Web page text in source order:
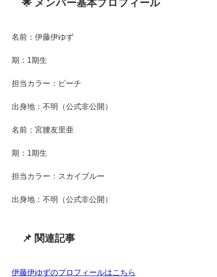
🌟 メンバー基本プロフィール
名前：伊藤伊ゆず
期：1期生
担当カラー：ピーチ
出身地：不明（公式非公開）
名前：宮腰友里亜
期：1期生
担当カラー：スカイブルー
出身地：不明（公式非公開）
📌 関連記事
伊藤伊ゆずのプロフィールはこちら